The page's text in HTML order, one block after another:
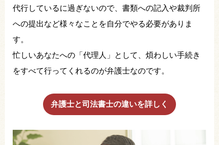
代行しているに過ぎないので、書類への記入や裁判所
への提出など様々なことを自分でやる必要がありま
す。
忙しいあなたへの「代理人」として、煩わしい手続き
をすべて行ってくれるのが弁護士なのです。
弁護士と司法書士の違いを詳しく